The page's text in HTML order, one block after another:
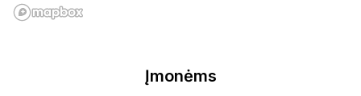
Įmonėms